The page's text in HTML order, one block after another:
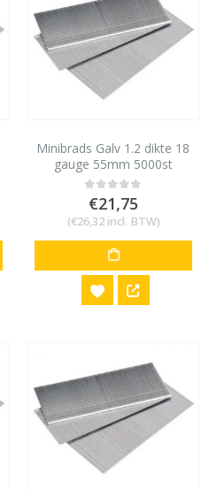
Minibrads Galv 1.2 dikte 18
gauge 55mm 5000st
0out of 5
€21,75
(€26,32incl. BTW)